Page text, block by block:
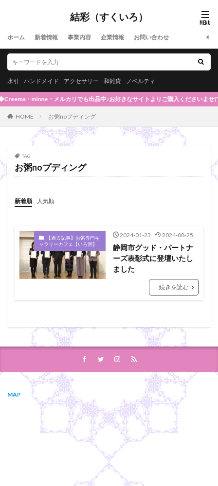
結彩（すくいろ）
ホーム 新着情報 事業内容 企業情報 お問い合わせ
水引 ハンドメイド アクセサリー 和雑貨 ノベルティ
・minne・メルカリでも出品中♪お好きなサイトよりご購入くださいませ
HOME お粥noプディング
TAG
お粥noプディング
新着順 人気順
【過去記事】お粥専門ギ
ャラリーカフェ【いろ粥】
2024-01-23 2024-08-25
静岡市グッド・パートナ
ーズ表彰式に登壇いたし
ました
続きを読む
MAP